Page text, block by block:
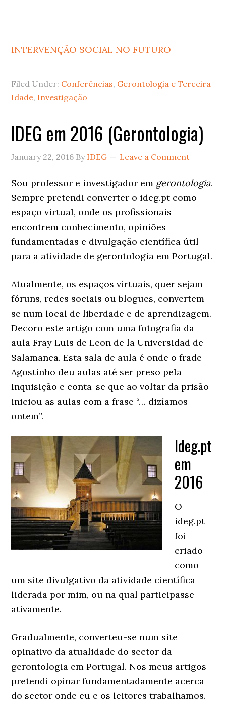
INTERVENÇÃO SOCIAL NO FUTURO
Filed Under: Conferências, Gerontologia e Terceira
Idade, Investigação
IDEG em 2016 (Gerontologia)
January 22, 2016 By IDEG Leave a Comment
Sou professor e investigador em gerontologia.
Sempre pretendi converter o ideg.pt como
espaço virtual, onde os profissionais
encontrem conhecimento, opiniões
fundamentadas e divulgação científica útil
para a atividade de gerontologia em Portugal.
Atualmente, os espaços virtuais, quer sejam
fóruns, redes sociais ou blogues, convertem-
se num local de liberdade e de aprendizagem.
Decoro este artigo com uma fotografia da
aula Fray Luis de Leon de la Universidad de
Salamanca. Esta sala de aula é onde o frade
Agostinho deu aulas até ser preso pela
Inquisição e conta-se que ao voltar da prisão
iniciou as aulas com a frase “… dizíamos
ontem”.
Ideg.pt
em
2016
O
ideg.pt
foi
criado
como
um site divulgativo da atividade científica
liderada por mim, ou na qual participasse
ativamente.
Gradualmente, converteu-se num site
opinativo da atualidade do sector da
gerontologia em Portugal. Nos meus artigos
pretendi opinar fundamentadamente acerca
do sector onde eu e os leitores trabalhamos.